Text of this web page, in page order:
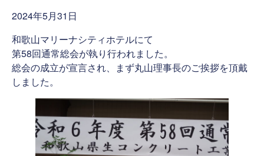
2024年5月31日
和歌山マリーナシティホテルにて
第58回通常総会が執り行われました。
総会の成立が宣言され、まず丸山理事長のご挨拶を頂戴
しました。